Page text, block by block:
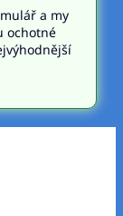
a my
ochotné